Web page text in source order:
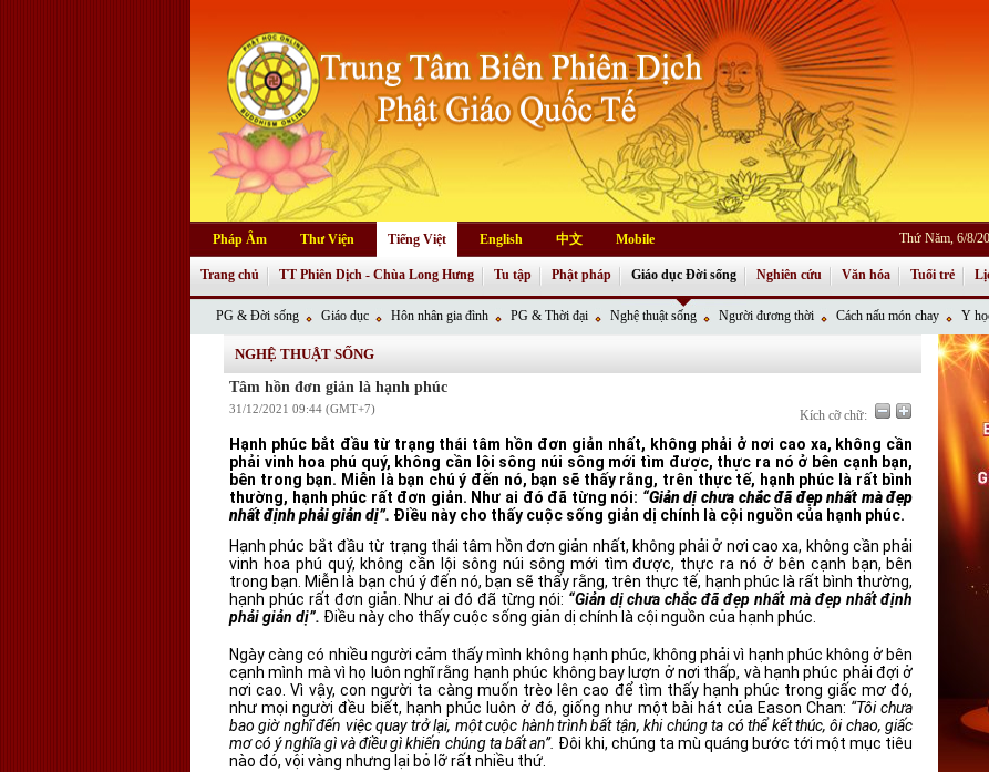
Pháp Âm Thư Viện Tiếng Việt English 中文 Mobile Thứ Năm, 6/8/
Trang chủ TT Phiên Dịch - Chùa Long Hưng Tu tập Phật pháp Giáo dục Đời sống
PG & Đời sống Giáo dục Hôn nhân gia đình PG & Thời đại Nghệ thuật sống Người đương thời Cách nấu món chay Y
Nghiên cứu Văn hóa Tuổi trẻ
NGHỆ THUẬT SỐNG
Tâm hồn đơn giản là hạnh phúc
31/12/2021 09:44 (GMT+7) Kích cỡ chữ:
Hạnh phúc bắt đầu từ trạng thái tâm hồn đơn giản nhất, không phải ở nơi cao xa, không cần
phải vinh hoa phú quý, không cần lội sông núi sông mới tìm được, thực ra nó ở bên cạnh bạn,
bên trong bạn. Miễn là bạn chú ý đến nó, bạn sẽ thấy rằng, trên thực tế, hạnh phúc là rất bình
thường, hạnh phúc rất đơn giản. Như ai đó đã từng nói: “Giản dị chưa chắc đã đẹp nhất mà đẹp
nhất định phải giản dị”. Điều này cho thấy cuộc sống giản dị chính là cội nguồn của hạnh phúc.
Hạnh phúc bắt đầu từ trạng thái tâm hồn đơn giản nhất, không phải ở nơi cao xa, không cần phải
vinh hoa phú quý, không cần lội sông núi sông mới tìm được, thực ra nó ở bên cạnh bạn, bên
trong bạn. Miễn là bạn chú ý đến nó, bạn sẽ thấy rằng, trên thực tế, hạnh phúc là rất bình thường,
hạnh phúc rất đơn giản. Như ai đó đã từng nói: “Giản dị chưa chắc đã đẹp nhất mà đẹp nhất định
phải giản dị”. Điều này cho thấy cuộc sống giản dị chính là cội nguồn của hạnh phúc.
Ngày càng có nhiều người cảm thấy mình không hạnh phúc, không phải vì hạnh phúc không ở bên
cạnh mình mà vì họ luôn nghĩ rằng hạnh phúc không bay lượn ở nơi thấp, và hạnh phúc phải đợi ở
nơi cao. Vì vậy, con người ta càng muốn trèo lên cao để tìm thấy hạnh phúc trong giấc mơ đó,
như mọi người đều biết, hạnh phúc luôn ở đó, giống như một bài hát của Eason Chan: “Tôi chưa
bao giờ nghĩ đến việc quay trở lại, một cuộc hành trình bất tận, khi chúng ta có thể kết thúc, ôi chao, giấc
mơ có ý nghĩa gì và điều gì khiến chúng ta bất an”. Đôi khi, chúng ta mù quáng bước tới một mục tiêu
nào đó, vội vàng nhưng lại bỏ lỡ rất nhiều thứ.